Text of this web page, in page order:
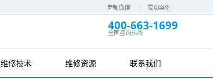
老师微信 成功案例
400-663-1699
全国咨询热线
维修技术 维修资源 联系我们